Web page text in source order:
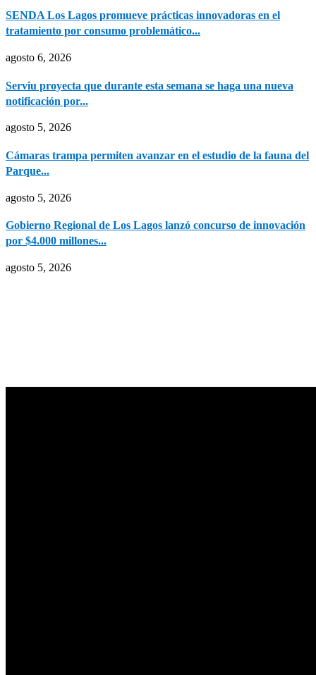
SENDA Los Lagos promueve prácticas innovadoras en el
tratamiento por consumo problemático...
agosto 6, 2026
Serviu proyecta que durante esta semana se haga una nueva
notificación por...
agosto 5, 2026
Cámaras trampa permiten avanzar en el estudio de la fauna del
Parque...
agosto 5, 2026
Gobierno Regional de Los Lagos lanzó concurso de innovación
por $4.000 millones...
agosto 5, 2026